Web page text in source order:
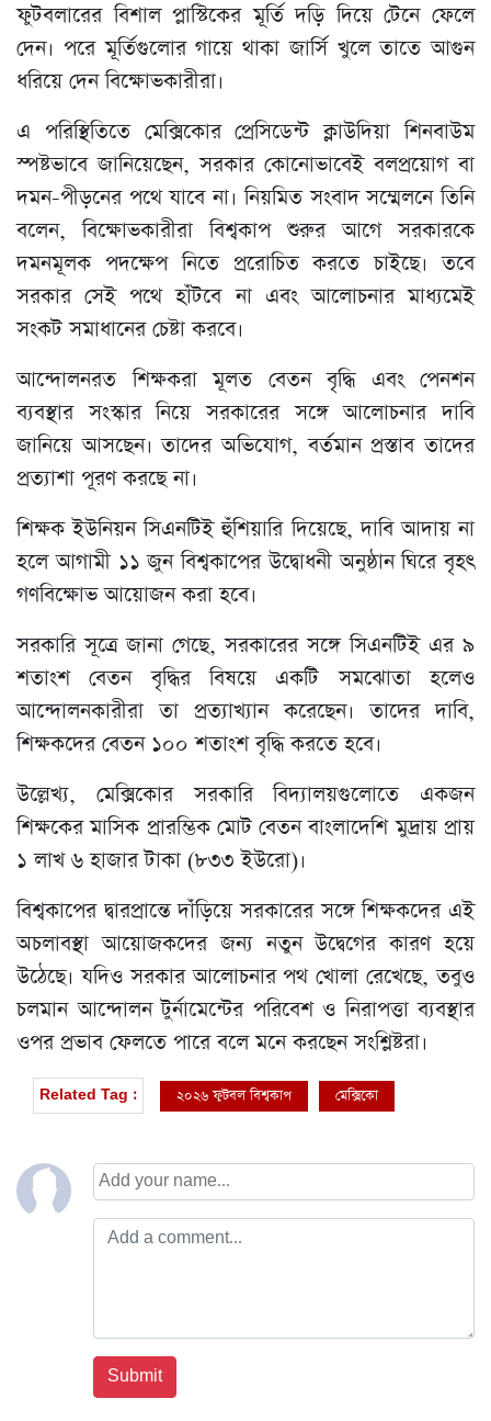
ফুটবলারের বিশাল প্লাস্টিকের মূর্তি দড়ি দিয়ে টেনে ফেলে
দেন। পরে মূর্তিগুলোর গায়ে থাকা জার্সি খুলে তাতে আগুন
ধরিয়ে দেন বিক্ষোভকারীরা।
এ পরিস্থিতিতে মেক্সিকোর প্রেসিডেন্ট ক্লাউদিয়া শিনবাউম
স্পষ্টভাবে জানিয়েছেন, সরকার কোনোভাবেই বলপ্রয়োগ বা
দমন-পীড়নের পথে যাবে না। নিয়মিত সংবাদ সম্মেলনে তিনি
বলেন, বিক্ষোভকারীরা বিশ্বকাপ শুরুর আগে সরকারকে
দমনমূলক পদক্ষেপ নিতে প্ররোচিত করতে চাইছে। তবে
সরকার সেই পথে হাঁটবে না এবং আলোচনার মাধ্যমেই
সংকট সমাধানের চেষ্টা করবে।
আন্দোলনরত শিক্ষকরা মূলত বেতন বৃদ্ধি এবং পেনশন
ব্যবস্থার সংস্কার নিয়ে সরকারের সঙ্গে আলোচনার দাবি
জানিয়ে আসছেন। তাদের অভিযোগ, বর্তমান প্রস্তাব তাদের
প্রত্যাশা পূরণ করছে না।
শিক্ষক ইউনিয়ন সিএনটিই হুঁশিয়ারি দিয়েছে, দাবি আদায় না
হলে আগামী ১১ জুন বিশ্বকাপের উদ্বোধনী অনুষ্ঠান ঘিরে বৃহৎ
গণবিক্ষোভ আয়োজন করা হবে।
সরকারি সূত্রে জানা গেছে, সরকারের সঙ্গে সিএনটিই এর ৯
শতাংশ বেতন বৃদ্ধির বিষয়ে একটি সমঝোতা হলেও
আন্দোলনকারীরা তা প্রত্যাখ্যান করেছেন। তাদের দাবি,
শিক্ষকদের বেতন ১০০ শতাংশ বৃদ্ধি করতে হবে।
উল্লেখ্য, মেক্সিকোর সরকারি বিদ্যালয়গুলোতে একজন
শিক্ষকের মাসিক প্রারম্ভিক মোট বেতন বাংলাদেশি মুদ্রায় প্রায়
১ লাখ ৬ হাজার টাকা (৮৩৩ ইউরো)।
বিশ্বকাপের দ্বারপ্রান্তে দাঁড়িয়ে সরকারের সঙ্গে শিক্ষকদের এই
অচলাবস্থা আয়োজকদের জন্য নতুন উদ্বেগের কারণ হয়ে
উঠেছে। যদিও সরকার আলোচনার পথ খোলা রেখেছে, তবুও
চলমান আন্দোলন টুর্নামেন্টের পরিবেশ ও নিরাপত্তা ব্যবস্থার
ওপর প্রভাব ফেলতে পারে বলে মনে করছেন সংশ্লিষ্টরা।
Related Tag : ২০২৬ ফুটবল বিশ্বকাপ মেক্সিকো